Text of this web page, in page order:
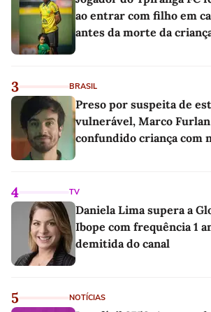
ao entrar com filho em
antes da morte da
3 BRASIL
Preso por suspeita de
vulnerável, Marco
confundido criança com
4 TV
Daniela Lima supera a
Ibope com frequência 1
demitida do canal
5 NOTÍCIAS